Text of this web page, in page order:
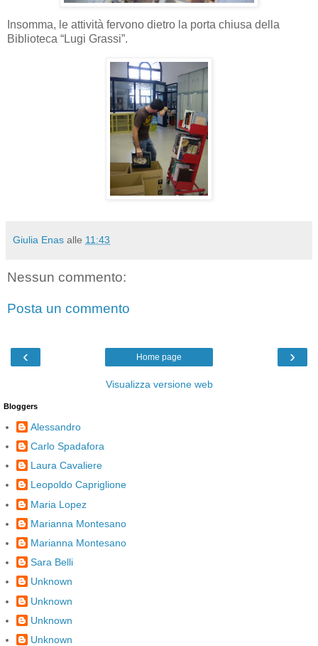
Insomma, le attività fervono dietro la porta chiusa della
Biblioteca “Lugi Grassi”.
Giulia Enas alle 11:43
Nessun commento:
Posta un commento
‹ ›
Home page
Visualizza versione web
Bloggers
Alessandro
Carlo Spadafora
Laura Cavaliere
Leopoldo Capriglione
Maria Lopez
Marianna Montesano
Marianna Montesano
Sara Belli
Unknown
Unknown
Unknown
Unknown